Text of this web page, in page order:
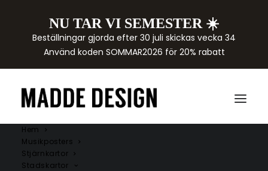
NU TAR VI SEMESTER ☀️
Beställningar gjorda efter 30 juli skickas vecka 34
Använd koden SOMMAR2026 för 20% rabatt
Hem
Musikposters
Stjärnkartor
Stadskartor